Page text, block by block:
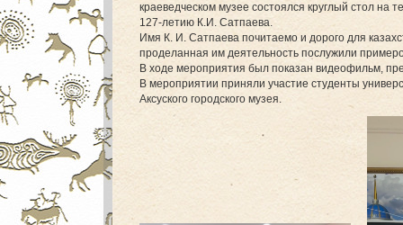
краеведческом музее состоялся круглый стол
127-летию К.И. Сатпаева.
Имя К. И. Сатпаева почитаемо и дорого для
проделанная им деятельность послужили
В ходе мероприятия был показан видеофильм,
В мероприятии приняли участие студенты
Аксуского городского музея.